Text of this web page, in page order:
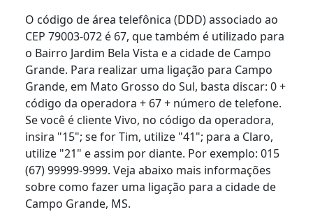
O código de área telefônica (DDD) associado ao
CEP 79003-072 é 67, que também é utilizado para
o Bairro Jardim Bela Vista e a cidade de Campo
Grande. Para realizar uma ligação para Campo
Grande, em Mato Grosso do Sul, basta discar: 0 +
código da operadora + 67 + número de telefone.
Se você é cliente Vivo, no código da operadora,
insira "15"; se for Tim, utilize "41"; para a Claro,
utilize "21" e assim por diante. Por exemplo: 015
(67) 99999-9999. Veja abaixo mais informações
sobre como fazer uma ligação para a cidade de
Campo Grande, MS.